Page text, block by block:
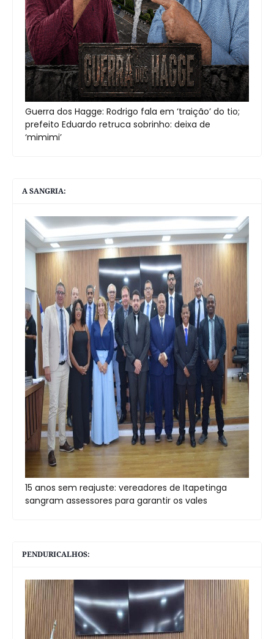
Guerra dos Hagge: Rodrigo fala em ‘traição’ do tio;
prefeito Eduardo retruca sobrinho: deixa de
‘mimimi’
A SANGRIA:
15 anos sem reajuste: vereadores de Itapetinga
sangram assessores para garantir os vales
PENDURICALHOS: